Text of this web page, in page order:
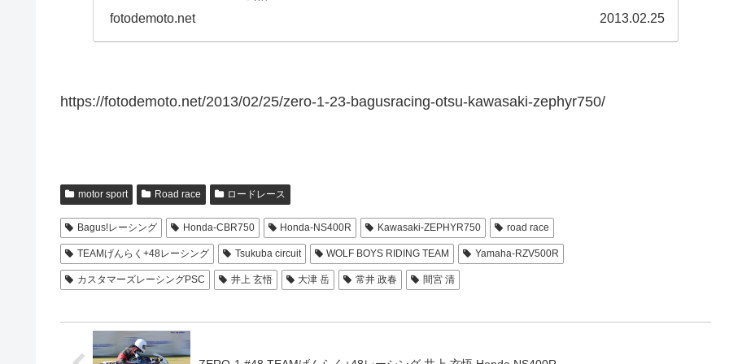
fotodemoto.net 2013.02.25
https://fotodemoto.net/2013/02/25/zero-1-23-bagusracing-otsu-kawasaki-zephyr750/
motor sport Road race ロードレース
Bagus!レーシング Honda-CBR750 Honda-NS400R Kawasaki-ZEPHYR750 road race
TEAMげんらく+48レーシング Tsukuba circuit WOLF BOYS RIDING TEAM Yamaha-RZV500R
カスタマーズレーシングPSC 井上 玄悟 大津 岳 常井 政春 間宮 清